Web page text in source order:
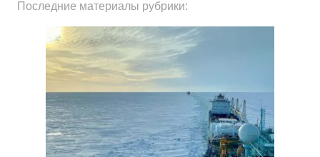
Последние материалы рубрики: